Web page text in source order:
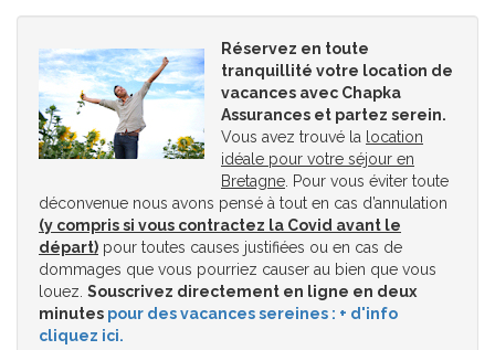
Réservez en toute
tranquillité votre location de
vacances avec Chapka
Assurances et partez serein.
Vous avez trouvé la
location
idéale pour votre séjour en
Bretagne . Pour vous éviter toute
déconvenue nous avons pensé à tout en cas d’annulation
(y compris si vous contractez la Covid avant le
départ) pour toutes causes justifiées ou en cas de
dommages que vous pourriez causer au bien que vous
louez. Souscrivez directement en ligne en deux
minutes pour des vacances sereines : + d'info
cliquez ici.